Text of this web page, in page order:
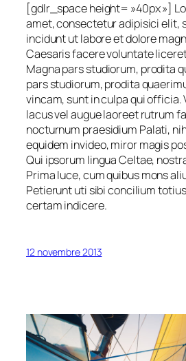
[gdlr_space height= »40px »]
amet, consectetur adipisici elit,
incidunt ut labore et dolore
Caesaris facere voluntate
Magna pars studiorum, prodita
pars studiorum, prodita
vincam, sunt in culpa qui officia.
lacus vel augue laoreet rutrum
nocturnum praesidium Palati,
equidem invideo, miror magis
Qui ipsorum lingua Celtae,
Prima luce, cum quibus mons
Petierunt uti sibi concilium
certam indicere.
12 novembre 2013